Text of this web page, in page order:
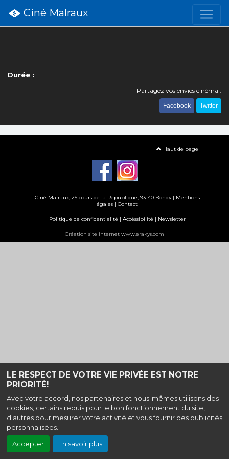
LE RESPECT DE VOTRE VIE PRIVÉE EST NOTRE
PRIORITÉ!
Avec votre accord, nos partenaires et nous-mêmes utilisons des
cookies, certains requis pour le bon fonctionnement du site,
d'autres pour mesurer votre activité et vous fournir des publicités
personnalisées.
Accepter En savoir plus
Ciné Malraux
Durée :
Partagez vos envies cinéma :
Facebook Twitter
Haut de page
Ciné Malraux, 25 cours de la République, 93140 Bondy | Mentions
légales | Contact
Politique de confidentialité | Accéssibilité | Newsletter
Création site internet www.erakys.com